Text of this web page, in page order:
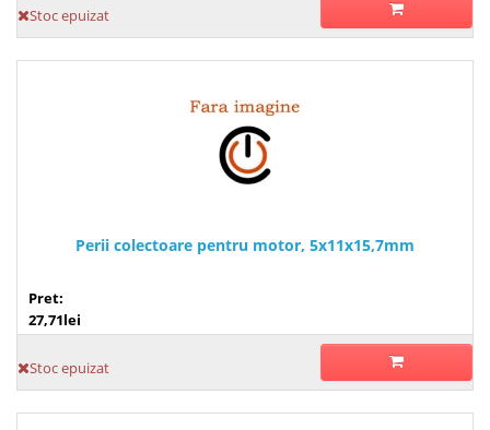
Stoc epuizat
Perii colectoare pentru motor, 5x11x15,7mm
Pret:
27,71lei
Stoc epuizat